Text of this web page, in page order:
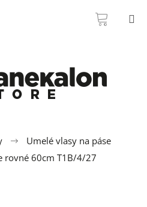
KOŠÍK
Umelé vlasy na páse
rovné 60cm T1B/4/27